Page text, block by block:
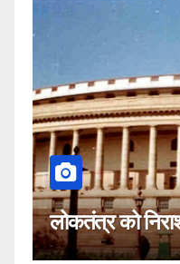
वाला चुनाव